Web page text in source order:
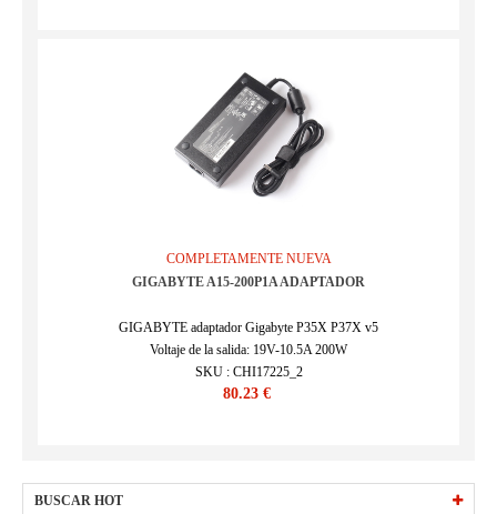
COMPLETAMENTE NUEVA
GIGABYTE A15-200P1A ADAPTADOR
GIGABYTE adaptador Gigabyte P35X P37X v5
Voltaje de la salida: 19V-10.5A 200W
SKU : CHI17225_2
80.23 €
BUSCAR HOT